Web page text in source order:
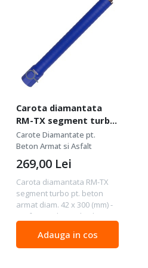
Carota diamantata
RM-TX segment turbo
pt. beton armat diam.
42 x 300 (mm) -
Profesional Standard -
DiStar-10170085021
Carote Diamantate pt.
Beton Armat si Asfalt
Carota diamantata RM-TX
segment turbo pt. beton
armat diam. 42 x 300 (mm) -
Profesional Standard -
: Profesional Standard -
calitate profesionala de
269,00 Lei
Adauga in cos